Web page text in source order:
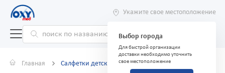
Укажите свое местоположение
Выбор города
Для быстрой организации
доставки необходимо уточнить
свое местоположение
Главная Салфетки детские Molfix Isotonic Fresh №60